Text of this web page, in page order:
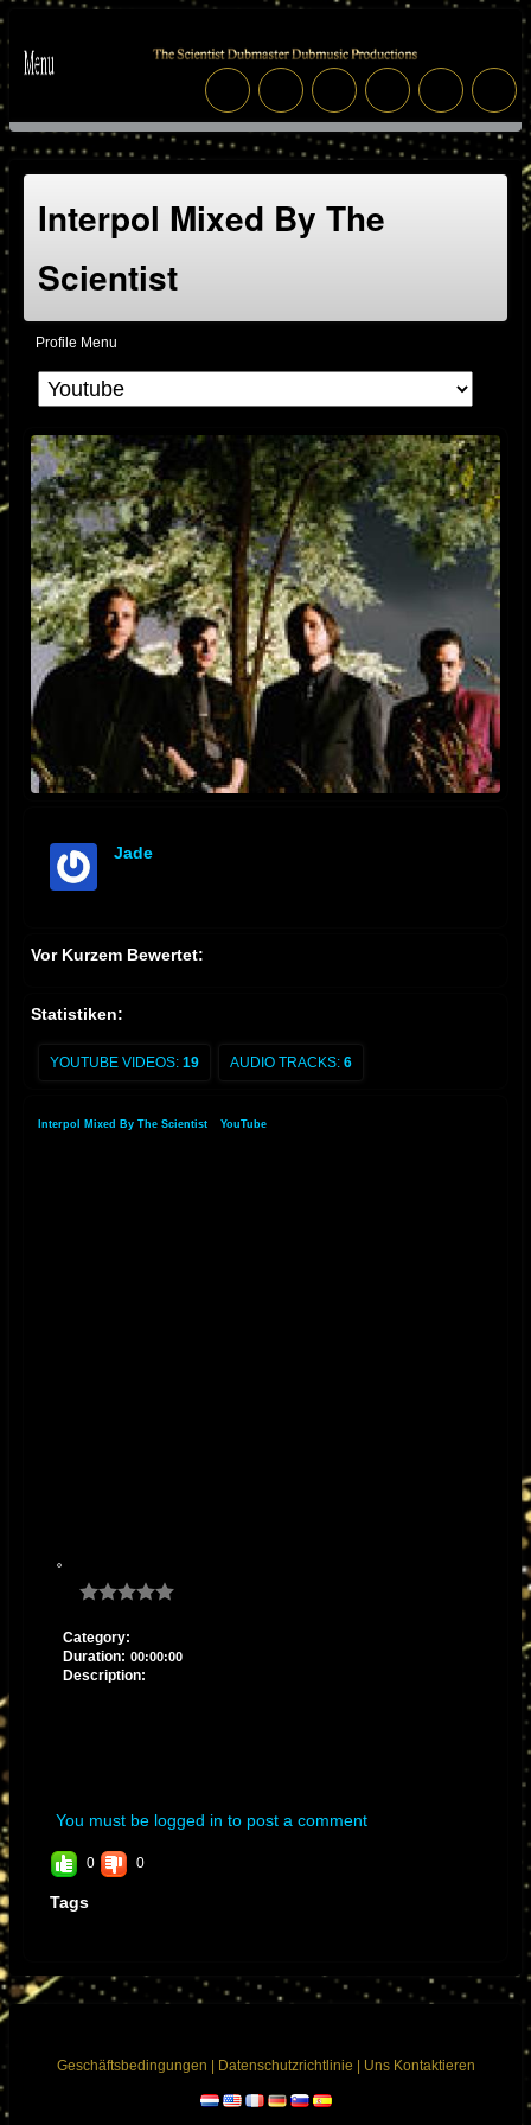
Interpol Mixed By The
Scientist
Profile Menu
Jade
Vor Kurzem Bewertet:
Statistiken:
YOUTUBE VIDEOS: 19 AUDIO TRACKS: 6
Interpol Mixed By The Scientist YouTube
Category:
Duration: 00:00:00
Description:
You must be logged in to post a comment
0 0
Tags
Geschäftsbedingungen | Datenschutzrichtlinie | Uns Kontaktieren